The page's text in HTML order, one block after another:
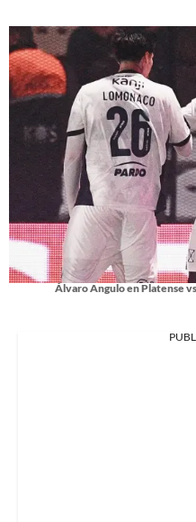
Álvaro Angulo en Platense